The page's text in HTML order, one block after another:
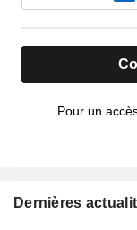
Pour un
Dernières